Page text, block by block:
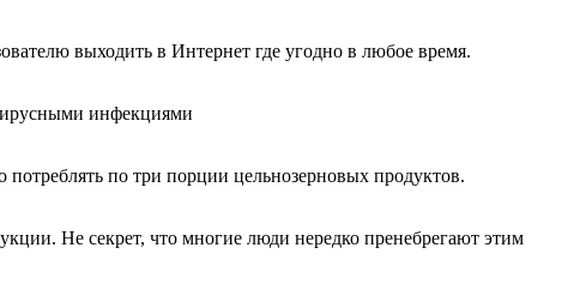
выходить в Интернет где угодно в любое время.
инфекциями
по три порции цельнозерновых продуктов.
Не секрет, что многие люди нередко пренебрегают этим